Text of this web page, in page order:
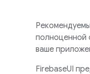
полноценной
ваше
FirebaseUI